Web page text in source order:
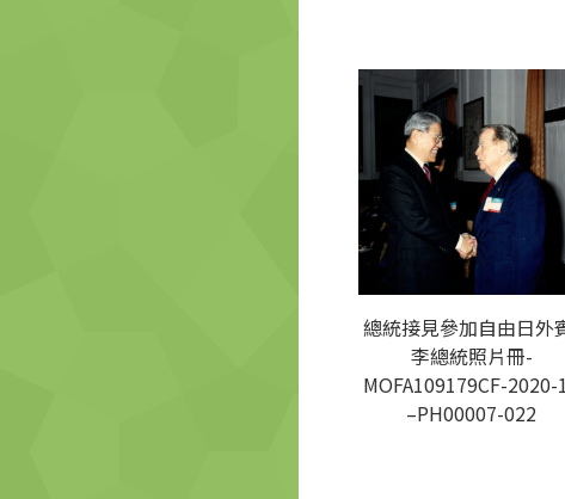
總統接見參加自由日外
李總統照片冊-
MOFA109179CF-2020-
–PH00007-022